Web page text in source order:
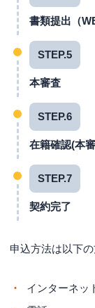
書類提出（
STEP.5
本審査
STEP.6
在籍確認(本
STEP.7
契約完了
申込方法は以下の
インターネッ